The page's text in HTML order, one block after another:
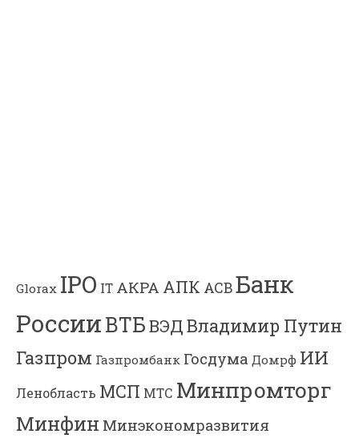
Glorax IPO IT АКРА АПК АСВБанк
РоссииВТБВЭДВладимир Путин
Газпром Газпромбанк Госдума Домрф ИИ
Ленобласть МСП МТС Минпромторг
Минфин Минэкономразвития